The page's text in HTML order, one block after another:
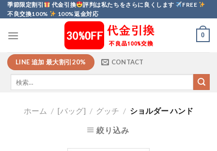
Skip
to
季節限定割引 代金引換 評判は私たちをさらに良くします
FREE
不良交換100%
100%返金対応
0
LINE 追加 最大割引20% CONTACT
ホーム / [バッグ] / グッチ / ショルダー ハンド
絞り込み